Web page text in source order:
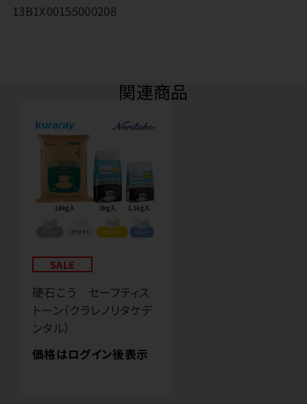
13B1X00155000208
関連商品
SALE
硬石こう セーフティス
トーン（クラレノリタケデ
ンタル）
価格はログイン後表示